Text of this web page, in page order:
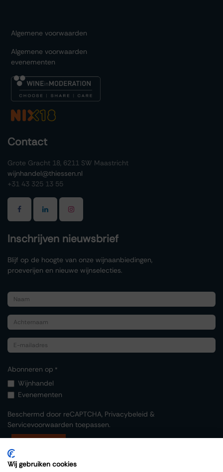
Algemene voorwaarden
Algemene voorwaarden
evenementen
Contact
Grote Gracht 18, 6211 SW Maastricht
wijnhandel@thiessen.nl
+31 43 325 13 55
Inschrijven nieuwsbrief
Blijf op de hoogte van onze wijnaanbiedingen,
proeverijen en nieuwe wijnselecties.
Abonneren op *
Wijnhandel
Evenementen
Beschermd door reCAPTCHA, Privacybeleid &
Servicevoorwaarden toepassen.
Wij gebruiken cookies